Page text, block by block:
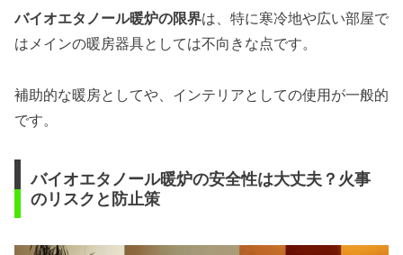
バイオエタノール暖炉の限界は、特に寒冷地や広い部屋で
はメインの暖房器具としては不向きな点です。
補助的な暖房としてや、インテリアとしての使用が一般的
です。
バイオエタノール暖炉の安全性は大丈夫？火事
のリスクと防止策